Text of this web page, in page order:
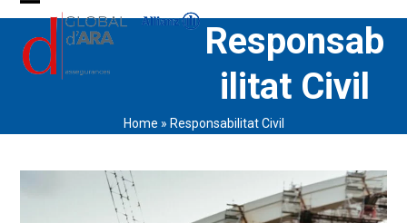
Skip
content
Open
mobile
menu
Close
mobile
menu
Responsab
ilitat Civil
Home » Responsabilitat Civil